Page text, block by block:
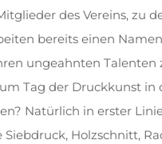
des Vereins, zu
bereits einen
ungeahnten Talenten
Tag der Druckkunst in
Natürlich in erster
Holzschnitt,